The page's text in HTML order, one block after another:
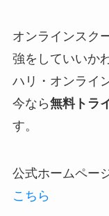
オンラインスク
強をしていいか
ハリ・オンライ
今なら無料トラ
す。
公式ホームペー
こちら